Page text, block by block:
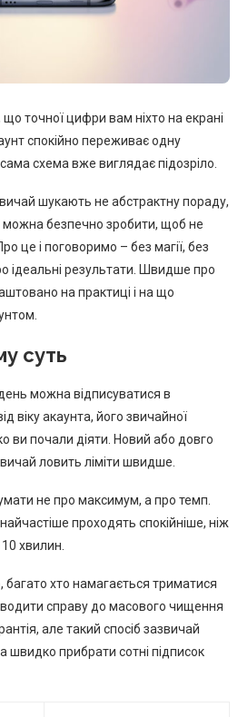
точної цифри вам ніхто на екрані
спокійно переживає одну
схема вже виглядає підозріло.
шукають не абстрактну пораду,
можна безпечно зробити, щоб не
це і поговоримо – без магії, без
ідеальні результати. Швидше про
на практиці і на що
суть
можна відписуватися в
віку акаунта, його звичайної
ви почали діяти. Новий або довго
ловить ліміти швидше.
не про максимум, а про темп.
проходять спокійніше, ніж
хвилин.
багато хто намагається триматися
справу до масового чищення
але такий спосіб зазвичай
швидко прибрати сотні підписок